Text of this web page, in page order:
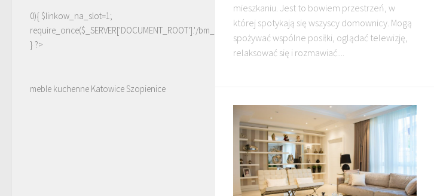
mieszkaniu. Jest to bowiem przestrzeń, w
której spotykają się wszyscy domownicy. Mogą
spożywać wspólne posiłki, oglądać telewizję,
relaksować się i rozmawiać....
0){ $linkow_na_slot=1;
require_once($_SERVER['DOCUMENT_ROOT'].'/bm_linki.php');
} ?>
meble kuchenne Katowice Szopienice